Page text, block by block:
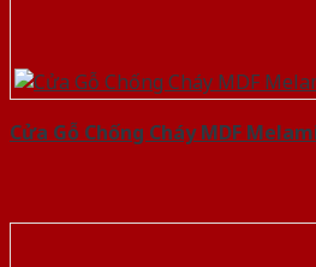
Cửa Gỗ Chống Cháy MDF